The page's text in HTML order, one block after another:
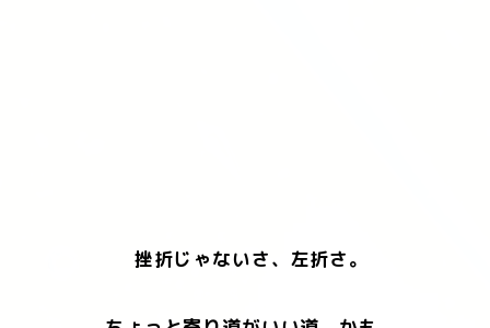
挫折じゃないさ、左折さ。